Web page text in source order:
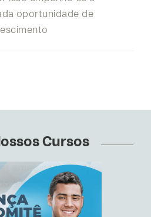
oportunidade de
Cursos